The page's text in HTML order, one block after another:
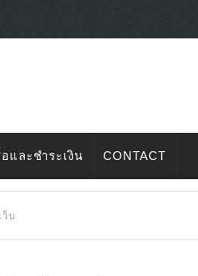
และชำระเงิน CONTACT
บ